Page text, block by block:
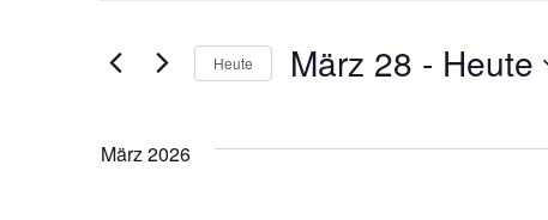
und
Ansichten,
Navigation
VeranstaltungenHeute März 28 - Heute
März 2026